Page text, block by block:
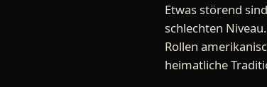
Etwas störend
schlechten
Rollen
heimatliche